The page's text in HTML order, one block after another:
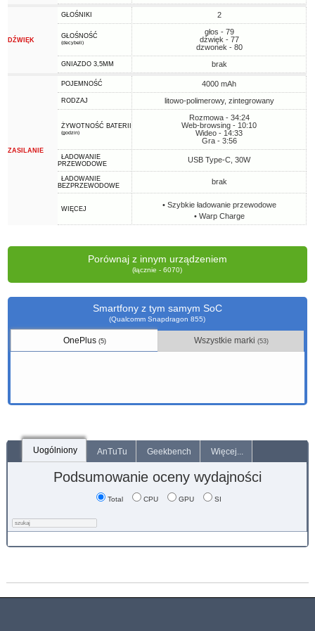
DŹWIĘK
GŁOŚNIKI 2
GŁOŚNOŚĆ
(decybeli)
głos - 79
dźwięk - 77
dzwonek - 80
GNIAZDO 3,5MM brak
ZASILANIE
POJEMNOŚĆ 4000 mAh
RODZAJ litowo-polimerowy, zintegrowany
ŻYWOTNOŚĆ BATERII
(godzin)
Rozmowa - 34:24
Web-browsing - 10:10
Wideo - 14:33
Gra - 3:56
ŁADOWANIE
PRZEWODOWE
USB Type-C, 30W
ŁADOWANIE
BEZPRZEWODOWE
brak
WIĘCEJ
• Szybkie ładowanie przewodowe
• Warp Charge
Porównaj z innym urządzeniem
(łącznie - 6070)
Smartfony z tym samym SoC
(Qualcomm Snapdragon 855)
OnePlus (5) Wszystkie marki (53)
Uogólniony AnTuTu Geekbench Więcej...
Podsumowanie oceny wydajności
Total CPU GPU SI